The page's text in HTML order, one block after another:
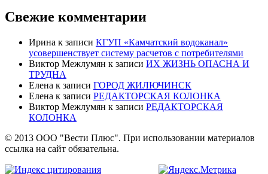
Свежие комментарии
Ирина к записи КГУП «Камчатский водоканал»
усовершенствует систему расчетов с потребителями
Виктор Межлумян к записи ИХ ЖИЗНЬ ОПАСНА И
ТРУДНА
Елена к записи ГОРОД ЖИЛЮЧИНСК
Елена к записи РЕДАКТОРСКАЯ КОЛОНКА
Виктор Межлумян к записи РЕДАКТОРСКАЯ
КОЛОНКА
© 2013 ООО "Вести Плюс". При использовании материалов
ссылка на сайт обязательна.